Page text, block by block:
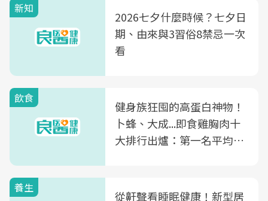
新知
2026七夕什麼時候？七夕日
期、由來與3習俗8禁忌一次
看
飲食
健身族狂囤的高蛋白神物！
卜蜂、大成...即食雞胸肉十
大排行出爐：第一名平均一
養生
從鼾聲看睡眠健康！新型居